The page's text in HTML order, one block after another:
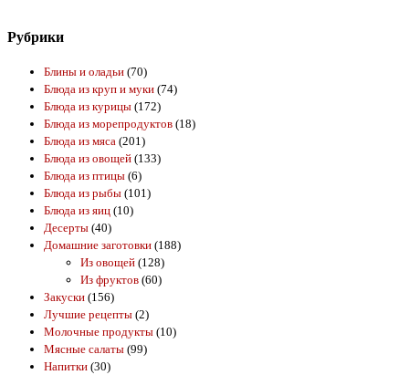
Рубрики
Блины и оладьи (70)
Блюда из круп и муки (74)
Блюда из курицы (172)
Блюда из морепродуктов (18)
Блюда из мяса (201)
Блюда из овощей (133)
Блюда из птицы (6)
Блюда из рыбы (101)
Блюда из яиц (10)
Десерты (40)
Домашние заготовки (188)
Из овощей (128)
Из фруктов (60)
Закуски (156)
Лучшие рецепты (2)
Молочные продукты (10)
Мясные салаты (99)
Напитки (30)